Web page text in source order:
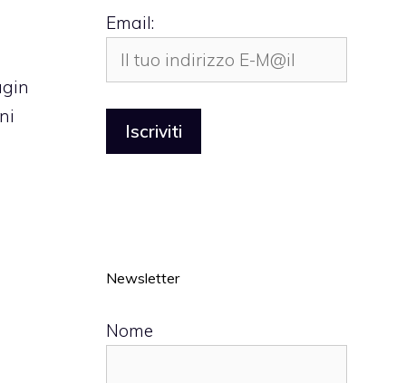
Email:
Newsletter
Nome